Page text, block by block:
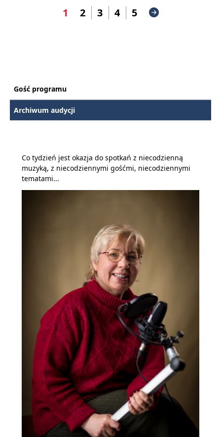
1 2 3 4 5
Gość programu
Archiwum audycji
Co tydzień jest okazja do spotkań z niecodzienną
muzyką, z niecodziennymi gośćmi, niecodziennymi
tematami...